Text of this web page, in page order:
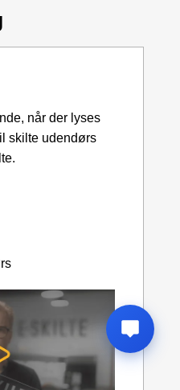
når der lyses
skilte udendørs